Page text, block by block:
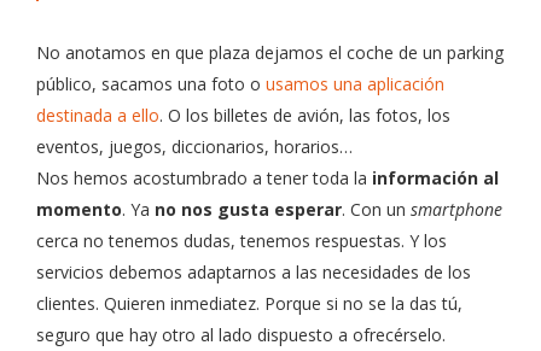
No anotamos en que plaza dejamos el coche de un parking
público, sacamos una foto o usamos una aplicación
destinada a ello. O los billetes de avión, las fotos, los
eventos, juegos, diccionarios, horarios…
Nos hemos acostumbrado a tener toda la información al
momento. Ya no nos gusta esperar. Con un smartphone
cerca no tenemos dudas, tenemos respuestas. Y los
servicios debemos adaptarnos a las necesidades de los
clientes. Quieren inmediatez. Porque si no se la das tú,
seguro que hay otro al lado dispuesto a ofrecérselo.